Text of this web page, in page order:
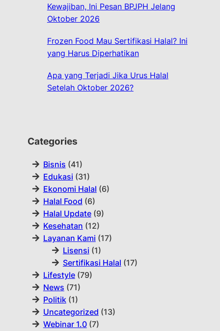
Kewajiban, Ini Pesan BPJPH Jelang
Oktober 2026
Frozen Food Mau Sertifikasi Halal? Ini
yang Harus Diperhatikan
Apa yang Terjadi Jika Urus Halal
Setelah Oktober 2026?
Categories
Bisnis (41)
Edukasi (31)
Ekonomi Halal (6)
Halal Food (6)
Halal Update(9)
Kesehatan (12)
Layanan Kami (17)
Lisensi (1)
Sertifikasi Halal (17)
Lifestyle(79)
News (71)
Politik(1)
Uncategorized (13)
Webinar 1.0(7)